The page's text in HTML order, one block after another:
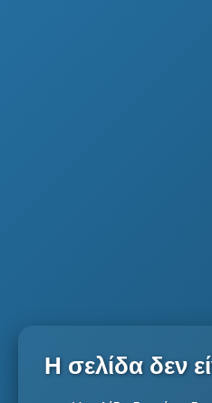
Η σελίδα δεν